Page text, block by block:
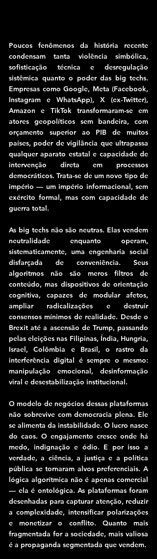
Poucos fenômenos da história recente
condensam tanta violência simbólica,
sofisticação técnica e desregulação
sistêmica quanto o poder das big techs.
Empresas como Google, Meta (Facebook,
Instagram e WhatsApp), X (ex-Twitter),
Amazon e TikTok transformaram-se em
atores geopolíticos sem bandeira, com
orçamento superior ao PIB de muitos
países, poder de vigilância que ultrapassa
qualquer aparato estatal e capacidade de
intervenção direta em processos
democráticos. Trata-se de um novo tipo de
império — um império informacional, sem
exército formal, mas com capacidade de
guerra total.
As big techs não são neutras. Elas vendem
neutralidade enquanto operam,
sistematicamente, uma engenharia social
disfarçada de conveniência. Seus
algoritmos não são meros filtros de
conteúdo, mas dispositivos de orientação
cognitiva, capazes de modular afetos,
ampliar radicalizações e destruir
consensos mínimos de realidade. Desde o
Brexit até a ascensão de Trump, passando
pelas eleições nas Filipinas, Índia, Hungria,
Israel, Colômbia e Brasil, o rastro da
interferência digital é sempre o mesmo:
manipulação emocional, desinformação
viral e desestabilização institucional.
O modelo de negócios dessas plataformas
não sobrevive com democracia plena. Ele
se alimenta da instabilidade. O lucro nasce
do caos. O engajamento cresce onde há
medo, indignação e ódio. E por isso a
verdade, a ciência, a justiça e a política
pública se tornaram alvos preferenciais. A
lógica algorítmica não é apenas comercial
— ela é ontológica. As plataformas foram
desenhadas para capturar atenção, reduzir
a complexidade, intensificar polarizações
e monetizar o conflito. Quanto mais
fragmentada for a sociedade, mais valiosa
é a propaganda segmentada que vendem.